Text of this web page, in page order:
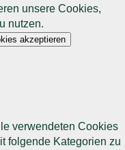
unsere Cookies,
nutzen.
akzeptieren
verwendeten Cookies
folgende Kategorien zu